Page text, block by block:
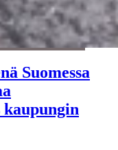
Suomessa
kaupungin